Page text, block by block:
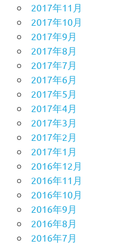
2017年11月
2017年10月
2017年9月
2017年8月
2017年7月
2017年6月
2017年5月
2017年4月
2017年3月
2017年2月
2017年1月
2016年12月
2016年11月
2016年10月
2016年9月
2016年8月
2016年7月